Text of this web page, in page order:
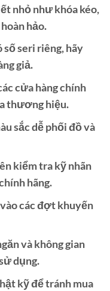
nhỏ như khóa kéo,
hảo.
seri riêng, hãy
giả.
cửa hàng chính
thương hiệu.
sắc dễ phối đồ và
kiểm tra kỹ nhãn
hãng.
các đợt khuyến
và không gian
dụng.
kỹ để tránh mua